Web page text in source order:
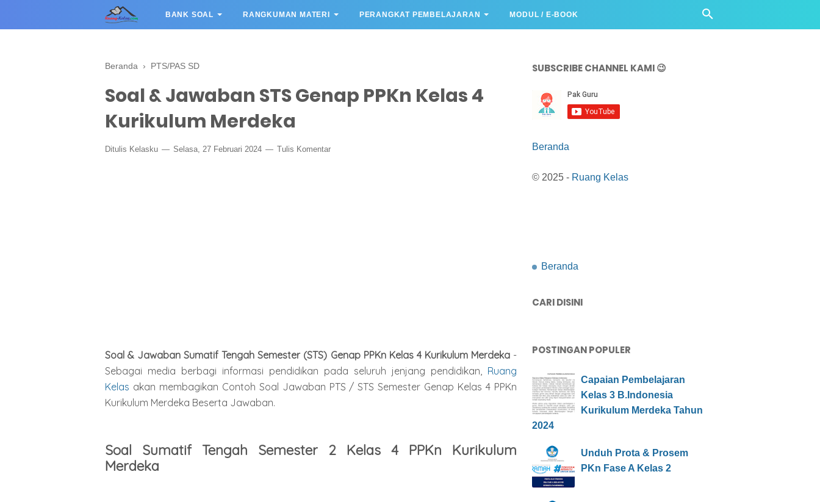
BANK SOAL RANGKUMAN MATERI PERANGKAT PEMBELAJARAN MODUL / E-BOOK
Beranda › PTS/PAS SD
Soal & Jawaban STS Genap PPKn Kelas 4
Kurikulum Merdeka
Ditulis Kelasku Selasa, 27 Februari 2024 Tulis Komentar
Soal & Jawaban Sumatif Tengah Semester (STS) Genap PPKn Kelas 4 Kurikulum Merdeka-
Sebagai media berbagi informasi pendidikan pada seluruh jenjang pendidikan, Ruang
Kelas akan membagikan Contoh Soal Jawaban PTS / STS Semester Genap Kelas 4 PPKn
Kurikulum Merdeka Beserta Jawaban.
Soal Sumatif Tengah Semester 2 Kelas 4 PPKn Kurikulum
Merdeka
SUBSCRIBE CHANNEL KAMI 😉
Beranda
© 2025 - Ruang Kelas
Beranda
CARI DISINI
POSTINGAN POPULER
Capaian Pembelajaran
Kelas 3 B.Indonesia
Kurikulum Merdeka Tahun
2024
Unduh Prota & Prosem
PKn Fase A Kelas 2